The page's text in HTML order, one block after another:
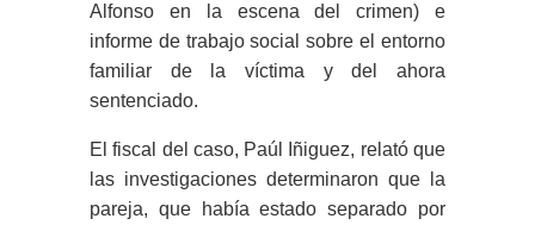
Alfonso en la escena del crimen) e
informe de trabajo social sobre el entorno
familiar de la víctima y del ahora
sentenciado.
El fiscal del caso, Paúl Iñiguez, relató que
las investigaciones determinaron que la
pareja, que había estado separado por